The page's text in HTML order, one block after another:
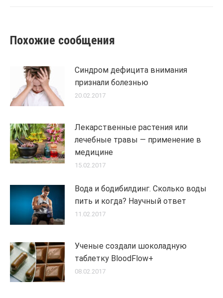
Похожие сообщения
Синдром дефицита внимания
признали болезнью
20.02.2017
Лекарственные растения или
лечебные травы — применение в
медицине
15.02.2017
Вода и бодибилдинг. Сколько воды
пить и когда? Научный ответ
11.02.2017
Ученые создали шоколадную
таблетку BloodFlow+
08.02.2017